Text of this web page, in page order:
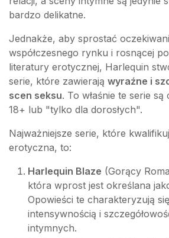
bardzo delikatne.
Jednakże, aby sprostać
współczesnego rynku i rosnącej
literatury erotycznej, Harlequin
serie, które zawierają wyraźne i
scen seksu. To właśnie te serie
18+ lub "tylko dla dorosłych".
Najważniejsze serie, które
erotyczna, to:
Harlequin Blaze (Gorący
która wprost jest określana
Opowieści te charakteryzują
intensywnością i
intymnych.